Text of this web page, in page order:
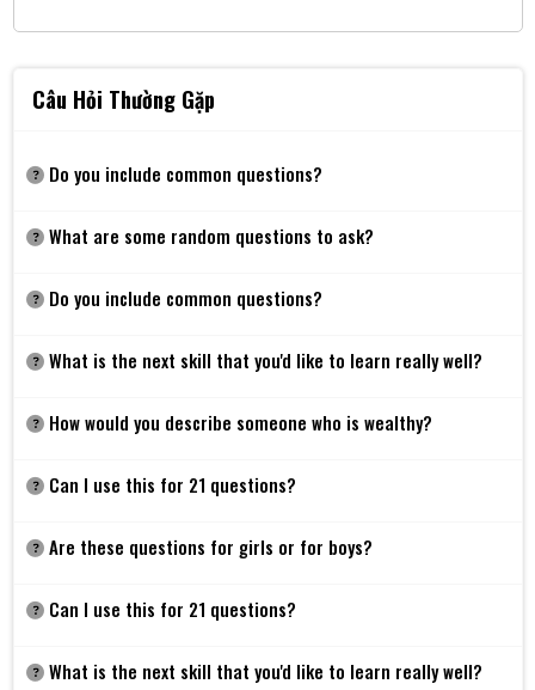
Câu Hỏi Thường Gặp
Do you include common questions?
What are some random questions to ask?
Do you include common questions?
What is the next skill that you'd like to learn really well?
How would you describe someone who is wealthy?
Can I use this for 21 questions?
Are these questions for girls or for boys?
Can I use this for 21 questions?
What is the next skill that you'd like to learn really well?